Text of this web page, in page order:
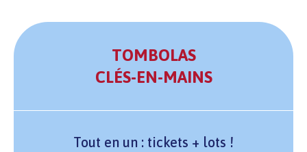
TOMBOLAS
CLÉS-EN-MAINS
Tout en un : tickets + lots !